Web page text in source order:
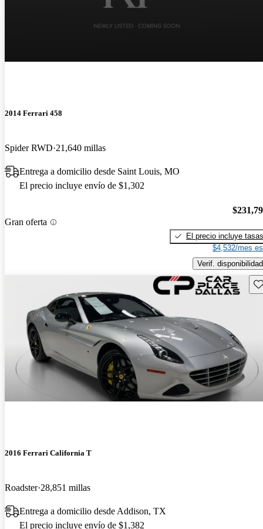
2014 Ferrari 458
Spider RWD 21,640 millas
Entrega a domicilio desde Saint Louis, MO
El precio incluye envío de $1,302
Gran oferta
El precio incluye tasas
$4,532/mes
Verif. disponibilidad
2016 Ferrari California T
Roadster 28,851 millas
Entrega a domicilio desde Addison, TX
El precio incluye envío de $1,382